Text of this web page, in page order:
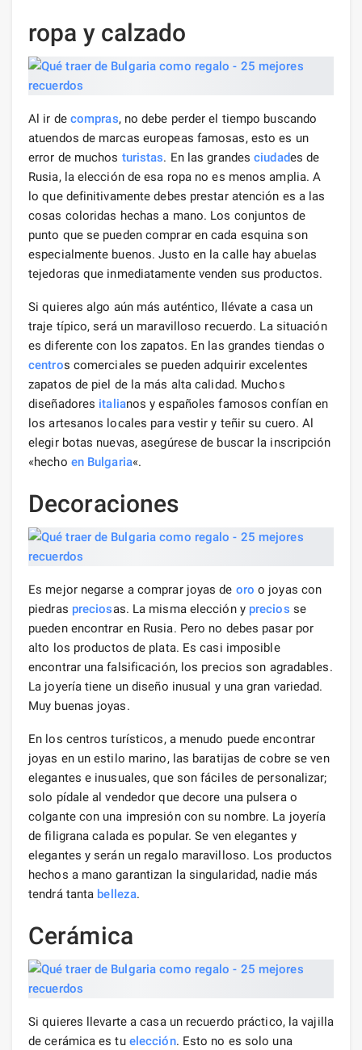
ropa y calzado
Al ir de compras, no debe perder el tiempo buscando
atuendos de marcas europeas famosas, esto es un
error de muchos turistas. En las grandesciudades de
Rusia, la elección de esa ropa no es menos amplia. A
lo que definitivamente debes prestar atención es a las
cosas coloridas hechas a mano. Los conjuntos de
punto que se pueden comprar en cada esquina son
especialmente buenos. Justo en la calle hay abuelas
tejedoras que inmediatamente venden sus productos.
Si quieres algo aún más auténtico, llévate a casa un
traje típico, será un maravilloso recuerdo. La situación
es diferente con los zapatos. En las grandes tiendas o
centros comerciales se pueden adquirir excelentes
zapatos de piel de la más alta calidad. Muchos
diseñadores italianos y españoles famosos confían en
los artesanos locales para vestir y teñir su cuero. Al
elegir botas nuevas, asegúrese de buscar la inscripción
«hecho en Bulgaria«.
Decoraciones
Es mejor negarse a comprar joyas de oro o joyas con
piedras preciosas. La misma elección y precios se
pueden encontrar en Rusia. Pero no debes pasar por
alto los productos de plata. Es casi imposible
encontrar una falsificación, los precios son agradables.
La joyería tiene un diseño inusual y una gran variedad.
Muy buenas joyas.
En los centros turísticos, a menudo puede encontrar
joyas en un estilo marino, las baratijas de cobre se ven
elegantes e inusuales, que son fáciles de personalizar;
solo pídale al vendedor que decore una pulsera o
colgante con una impresión con su nombre. La joyería
de filigrana calada es popular. Se ven elegantes y
elegantes y serán un regalo maravilloso. Los productos
hechos a mano garantizan la singularidad, nadie más
tendrá tanta belleza.
Cerámica
Si quieres llevarte a casa un recuerdo práctico, la vajilla
de cerámica es tu elección. Esto no es solo una